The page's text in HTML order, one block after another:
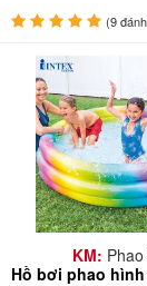
(9
KM:
Hồ bơi phao